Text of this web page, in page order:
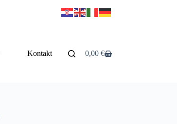
Kontakt 0,00 €